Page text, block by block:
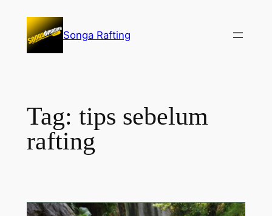
konten
Songa Rafting
Tag: tips sebelum
rafting